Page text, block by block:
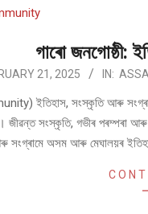
গাৰো জনগোষ্ঠী:
21, 2025 IN:
ইতিহাস, সংস্কৃতি আৰু
সংস্কৃতি, গভীৰ পৰম্পৰা আৰু
সংগ্ৰামে অসম আৰু মেঘালয়ৰ